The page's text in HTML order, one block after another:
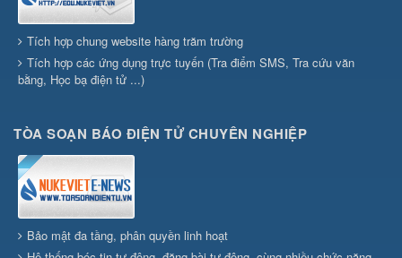
Tích hợp chung website hàng trăm trường
Tích hợp các ứng dụng trực tuyến (Tra điểm SMS, Tra cứu văn
bằng, Học bạ điện tử ...)
TÒA SOẠN BÁO ĐIỆN TỬ CHUYÊN NGHIỆP
Bảo mật đa tầng, phân quyền linh hoạt